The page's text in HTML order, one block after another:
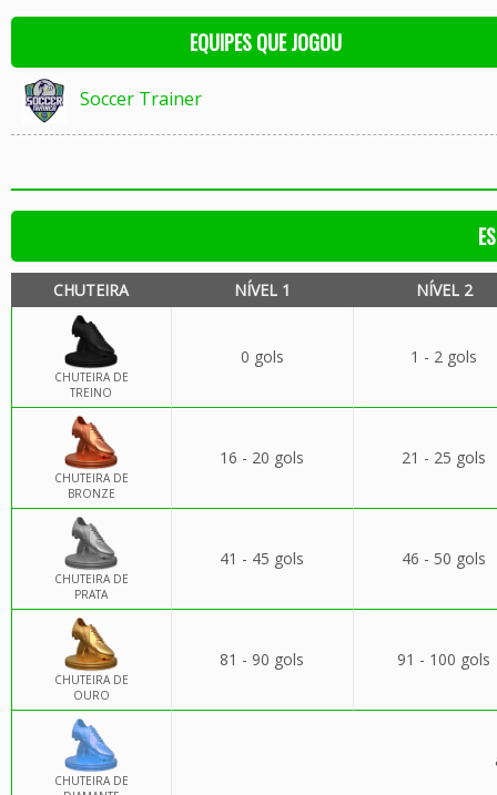
EQUIPES QUE JOGOU
Soccer Trainer
CHUTEIRA NÍVEL 1 NÍVEL 2
CHUTEIRA DE
TREINO
0 gols 1 - 2 gols
CHUTEIRA DE
BRONZE
16 - 20 gols 21 - 25 gols
CHUTEIRA DE
PRATA
41 - 45 gols 46 - 50 gols
CHUTEIRA DE
OURO
81 - 90 gols 91 - 100 gols
CHUTEIRA DE